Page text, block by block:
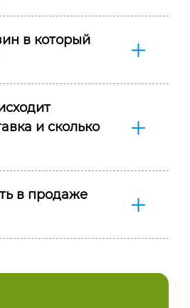
в который
и сколько
в продаже